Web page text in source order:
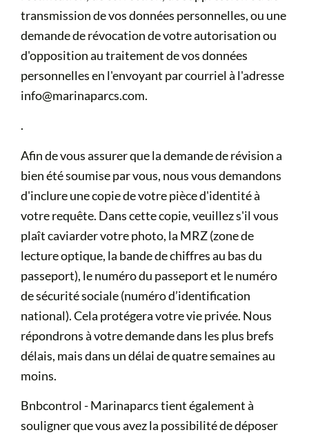
transmission de vos données personnelles, ou une
demande de révocation de votre autorisation ou
d'opposition au traitement de vos données
personnelles en l'envoyant par courriel à l'adresse
info@marinaparcs.com.
.
Afin de vous assurer que la demande de révision a
bien été soumise par vous, nous vous demandons
d'inclure une copie de votre pièce d'identité à
votre requête. Dans cette copie, veuillez s'il vous
plaît caviarder votre photo, la MRZ (zone de
lecture optique, la bande de chiffres au bas du
passeport), le numéro du passeport et le numéro
de sécurité sociale (numéro d’identification
national). Cela protégera votre vie privée. Nous
répondrons à votre demande dans les plus brefs
délais, mais dans un délai de quatre semaines au
moins.
Bnbcontrol - Marinaparcs tient également à
souligner que vous avez la possibilité de déposer